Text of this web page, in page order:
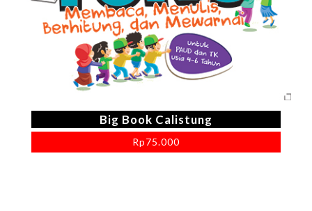
Big Book Calistung
Rp75.000